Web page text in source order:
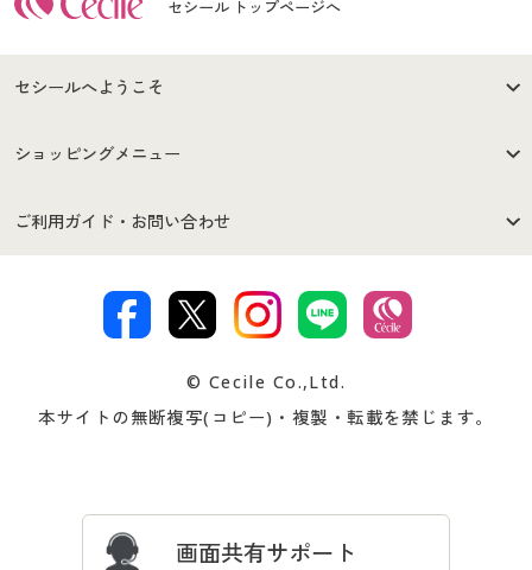
セシール トップページへ
セシールへようこそ
はじめての方へ
セシールご利用規約
著作権・商標について 会社案内
ショッピングメニュー
商品カテゴリ
プレゼント＆キャンペーン サイトマップ
ご利用ガイド・お問い合わせ
交換・返品は お支払は
ついて
忘れの場合
© Cecile Co.,Ltd.
本サイトの無断複写(コピー)・複製・転載を禁じます。
画面共有サポート